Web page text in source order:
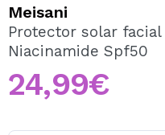
Al crear una cuenta en
tus compras
Meisani
Protector solar
Niacinamide Spf50
24,99€